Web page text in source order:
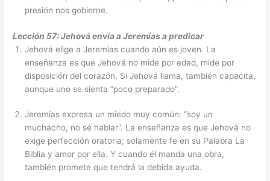
presión nos gobierne.
Lección 57: Jehová envía a Jeremías a predicar
Jehová elige a Jeremías cuando aún es joven. La
enseñanza es que Jehová no mide por edad, mide por
disposición del corazón. Si Jehová llama, también capacita,
aunque uno se sienta “poco preparado”.
Jeremías expresa un miedo muy común: “soy un
muchacho, no sé hablar”. La enseñanza es que Jehová no
exige perfección oratoria; solamente fe en su Palabra La
Biblia y amor por ella. Y cuando él manda una obra,
también promete que tendrá la debida ayuda.